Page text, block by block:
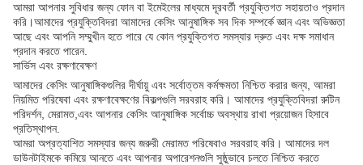
আমরা আপনার সুবিধার জন্য ফোন বা ইমেইলের মাধ্যমে দূরবর্তী প্রযুক্তিগত সহায়তাও প্রদান
করি।আমাদের প্রযুক্তিবিদরা আমাদের কেসিং আনুষাঙ্গিক সব দিক সম্পর্কে জ্ঞান এবং অভিজ্ঞতা
আছে এবং আপনি সম্মুখীন হতে পারে যে কোন প্রযুক্তিগত সমস্যার দ্রুত এবং দক্ষ সমাধান
প্রদান করতে পারেন.
সার্ভিস এবং রক্ষণাবেক্ষণ
আমাদের কেসিং আনুষাঙ্গিকগুলির দীর্ঘায়ু এবং সর্বোত্তম কর্মক্ষমতা নিশ্চিত করার জন্য, আমরা
নিয়মিত পরিষেবা এবং রক্ষণাবেক্ষণের বিকল্পগুলি সরবরাহ করি। আমাদের প্রযুক্তিবিদরা রুটিন
পরিদর্শন, মেরামত,এবং আপনার কেসিং আনুষাঙ্গিক সর্বোচ্চ অবস্থায় রাখা প্রয়োজন হিসাবে
প্রতিস্থাপন.
আমরা অপ্রত্যাশিত সমস্যার জন্য জরুরী মেরামত পরিষেবাও সরবরাহ করি। আমাদের দল
ডাউনটাইমকে কমিয়ে আনতে এবং আপনার অপারেশনগুলি সুষ্ঠুভাবে চলতে নিশ্চিত করতে